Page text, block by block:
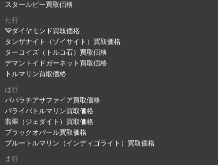
スタールビー買取価格
た行
ダイヤモンド買取価格
タンザナイト（ゾイサイト）買取価格
ターコイズ（トルコ石）買取価格
デマントイドガーネット買取価格
トルマリン買取価格
は行
パパラチアサファイア買取価格
パライバトルマリン買取価格
翡翠（ジェダイト）買取価格
ブラックオパール買取価格
ブルートルマリン（インディゴライト）買取価格
ま行